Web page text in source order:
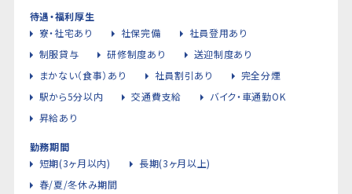
待遇・福利厚生
寮・社宅あり
社保完備
社員登用あり
制服貸与
研修制度あり
送迎制度あり
まかない（食事）あり
社員割引あり
完全分煙
駅から5分以内
交通費支給
バイク・車通勤OK
昇給あり
勤務期間
短期(3ヶ月以内)
長期(3ヶ月以上)
春/夏/冬休み期間